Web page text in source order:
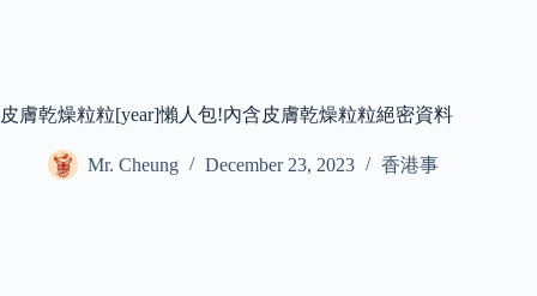
皮膚乾燥粒粒[year]懶人包!內含皮膚乾燥粒粒絕密資料
Mr. Cheung December 23, 2023 香港事